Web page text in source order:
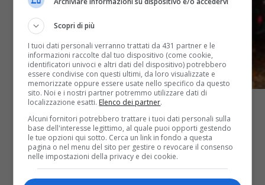
Scopri di più
I tuoi dati personali verranno trattati da 431 partner e le
informazioni raccolte dal tuo dispositivo (come cookie,
identificatori univoci e altri dati del dispositivo) potrebbero
essere condivise con questi ultimi, da loro visualizzate e
memorizzate oppure essere usate nello specifico da questo
sito. Noi e i nostri partner potremmo utilizzare dati di
localizzazione esatti. Elenco dei partner.
Alcuni fornitori potrebbero trattare i tuoi dati personali sulla
base dell'interesse legittimo, al quale puoi opporti gestendo
le tue opzioni qui sotto. Cerca un link in fondo a questa
pagina o nel menu del sito per gestire o revocare il consenso
nelle impostazioni della privacy e dei cookie.